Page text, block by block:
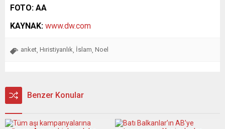
FOTO: AA
KAYNAK: www.dw.com
anket Hıristiyanlık İslam Noel
Benzer Konular